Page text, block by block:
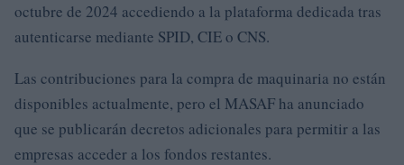
octubre de 2024 accediendo a la plataforma dedicada tras
autenticarse mediante SPID, CIE o CNS.
Las contribuciones para la compra de maquinaria no están
disponibles actualmente, pero el MASAF ha anunciado
que se publicarán decretos adicionales para permitir a las
empresas acceder a los fondos restantes.